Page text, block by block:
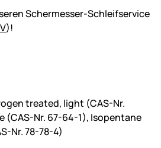
Schermesser-Schleifservice
)!
treated, light (CAS-Nr.
(CAS-Nr. 67-64-1), Isopentane
Nr. 78-78-4)